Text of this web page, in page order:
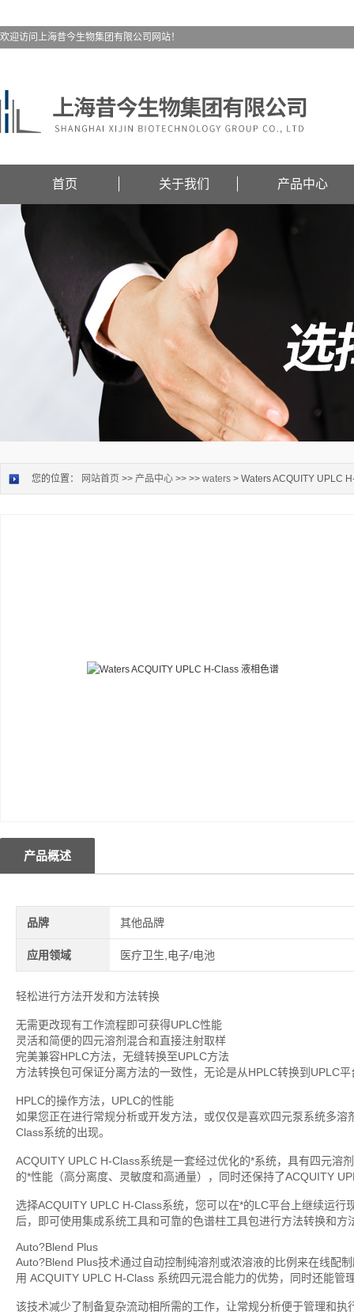
欢迎访问上海昔今生物集团有限公司网站！
首页 关于我们 产品中心
您的位置： 网站首页 >> 产品中心 >> >> waters > Waters ACQUITY UPLC
产品概述
品牌 其他品牌
应用领域 医疗卫生,电子/电池
轻松进行方法开发和方法转换
无需更改现有工作流程即可获得UPLC性能
灵活和简便的四元溶剂混合和直接注射取样
完美兼容HPLC方法，无缝转换至UPLC方法
方法转换包可保证分离方法的一致性，无论是从HPLC转换到UPLC
HPLC的操作方法，UPLC的性能
如果您正在进行常规分析或开发方法，或仅仅是喜欢四元泵系统多
Class系统的出现。
ACQUITY UPLC H-Class系统是一套经过优化的*系统，具有四元溶
的*性能（高分离度、灵敏度和高通量），同时还保持了ACQUITY
选择ACQUITY UPLC H-Class系统，您可以在*的LC平台上继续运
后，即可使用集成系统工具和可靠的色谱柱工具包进行方法转换和方
Auto?Blend Plus
Auto?Blend Plus技术通过自动控制纯溶剂或浓溶液的比例来在线配
用 ACQUITY UPLC H-Class 系统四元混合能力的优势，同时还能管
该技术减少了制备复杂流动相所需的工作，让常规分析便于管理和